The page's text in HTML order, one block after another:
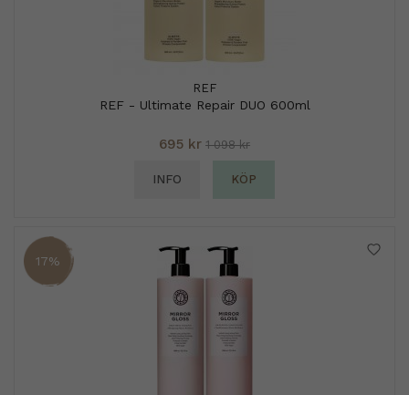
REF
REF - Ultimate Repair DUO 600ml
695 kr 1 098 kr
INFO KÖP
17%